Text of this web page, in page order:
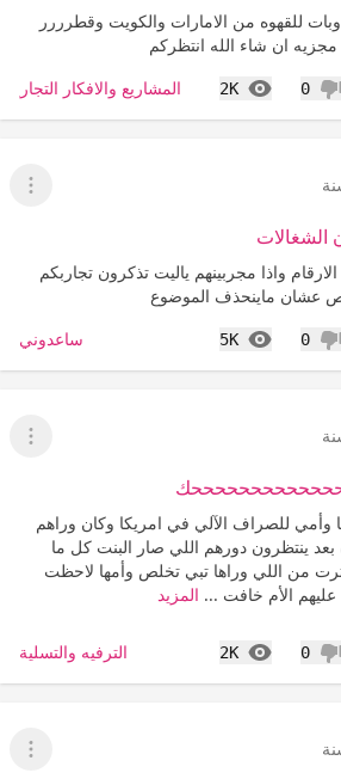
للقهوه من الامارات والكويت وقطرررر
ان شاء الله انتظركم
إعجاب
0
2K
المشاهدات المشاريع والافكار
عرض
الشغالات
الارقام واذا مجربينهم ياليت تذكرون تجاربكم
عشان ماينحذف الموضوع
إعجاب
0
5K
المشاهدات ساعدوني
عرض
وأمي للصراف الآلي في امريكا وكان وراهم
ينتظرون دورهم اللي صار البنت كل ما
من اللي وراها تبي تخلص وأمها لاحظت
الأم خافت ... المزيد
إعجاب
0
2K
المشاهدات الترفيه والتسلية
عرض